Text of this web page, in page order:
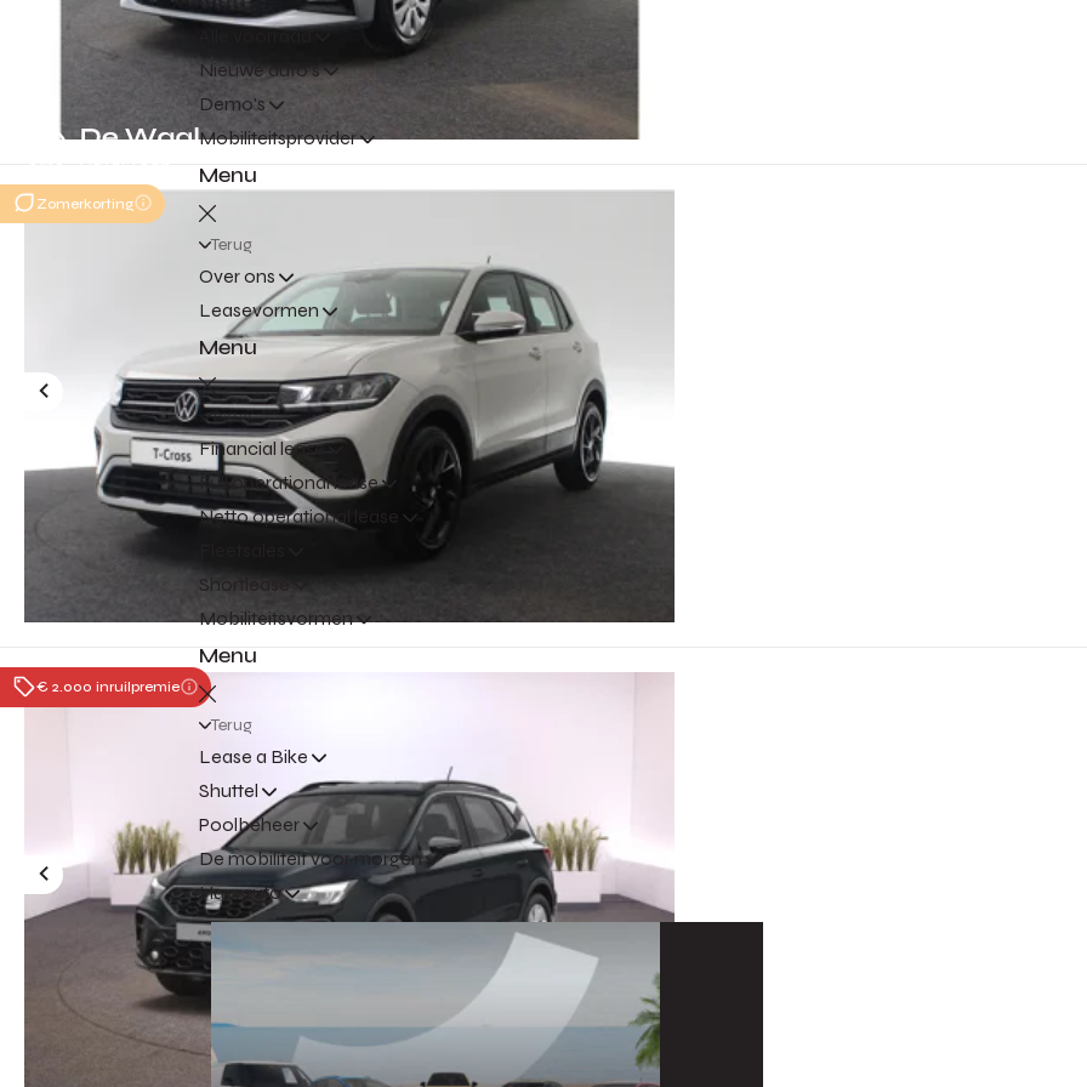
Terug
Alle voorraad
Nieuwe auto's
Demo's
Mobiliteitsprovider
Menu
Terug
Over ons
Leasevormen
Menu
Terug
Financial lease
Full operational lease
Netto operational lease
Shortlease
Mobiliteitsvormen
Menu
Terug
Lease a Bike
Shuttel
Poolbeheer
De mobiliteit voor morgen
Huurauto
Zomerkorting
€ 2.000 inruilpremie